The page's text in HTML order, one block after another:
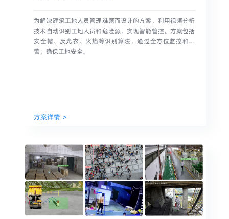
为解决建筑工地人员管理难题而设计的方案，利用视频分析
技术自动识别工地人员和危险源，实现智能管控。方案包括
安全帽、反光衣、火焰等识别算法，通过全方位监控和预
警，确保工地安全。
方案详情